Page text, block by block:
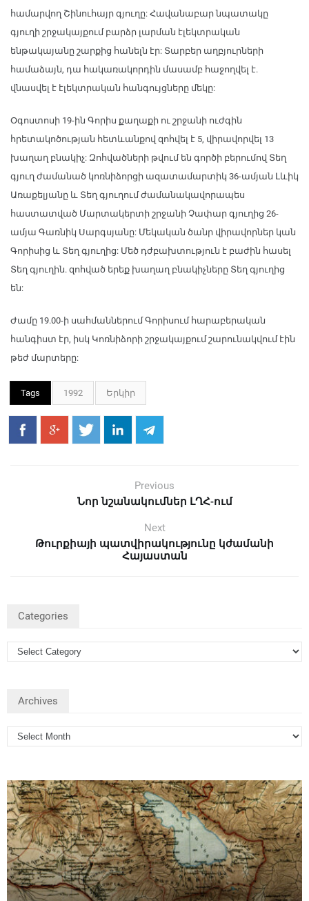
համարվող Շինուհայր գյուղը: Հավանաբար նպատակը
գյուղի շրջակայքում բարձր լարման էլեկտրական
ենթակայանը շարքից հանելն էր: Տարբեր աղբյուրների
համաձայն, դա հակառակորդին մասամբ հաջողվել է.
վնասվել է էլեկտրական հանգույցները մեկը:
Օգոստոսի 19-ին Գորիս քաղաքի ու շրջանի ուժգին
հրետակոծության հետևանքով զոհվել է 5, վիրավորվել 13
խաղաղ բնակիչ: Զոհվածների թվում են գործի բերումով Տեղ
գյուղ ժամանած կոռնիձորցի ազատամարտիկ 36-ամյան Լևիկ
Առաքելյանը և Տեղ գյուղում ժամանակավորապես
հաստատված Մարտակերտի շրջանի Չափար գյուղից 26-
ամյա Գառնիկ Սարգսյանը: Մեկական ծանր վիրավորներ կան
Գորիսից և Տեղ գյուղից: Մեծ դժբախտություն է բաժին հասել
Տեղ գյուղին. զոհված երեք խաղաղ բնակիչները Տեղ գյուղից
են:
Ժամը 19.00-ի սահմաններում Գորիսում հարաբերական
հանգիստ էր, իսկ Կոռնիձորի շրջակայքում շարունակվում էին
թեժ մարտերը:
Tags 1992 Երկիր
Previous
Նոր նշանակումներ ԼՂՀ-ում
Next
Թուրքիայի պատվիրակությունը կժամանի
Հայաստան
Categories
Archives